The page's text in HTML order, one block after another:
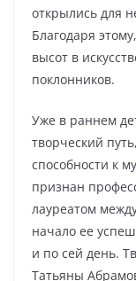
открылись для
Благодаря
высот в
поклонников.
Уже в раннем
творческий
способности к
признан
лауреатом
начало ее
и по сей день.
Татьяны